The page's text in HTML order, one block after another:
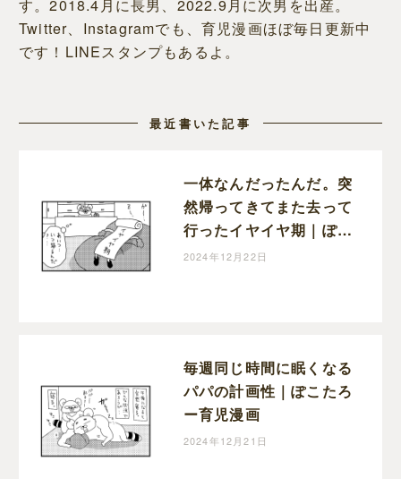
す。2018.4月に長男、2022.9月に次男を出産。
Twitter、Instagramでも、育児漫画ほぼ毎日更新中
です！LINEスタンプもあるよ。
最近書いた記事
一体なんだったんだ。突
然帰ってきてまた去って
行ったイヤイヤ期｜ぽこ
たろー育児漫画
2024年12月22日
毎週同じ時間に眠くなる
パパの計画性｜ぽこたろ
ー育児漫画
2024年12月21日